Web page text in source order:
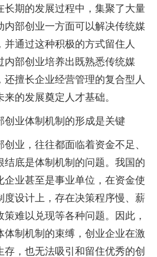
长期的发展过程中，集聚了大量
内部创业一方面可以解决传统媒
通过这种积极的方式留住人
内部创业培养出既熟悉传统媒
擅长企业经营管理的复合型人
的发展奠定人才基础。
创业体制机制的形成是关键
业，往往都面临着资金不足、
结底是体制机制的问题。我国的
企业甚至是事业单位，在资金使
度设计上，存在决策程序慢、薪
难以兑现等各种问题。因此，
体制机制的束缚，创业企业在激
，也无法吸引和留住优秀的创